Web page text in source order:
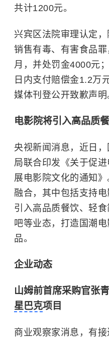
共计1200元。
兴宾区法院审理认定，
销售有毒、有害食品
月，并处罚金4000元
日内支付赔偿金1.2万
媒体刊登公开致歉声明
电影院将引入高品质
央视新闻消息，近日
局联合印发《关于促
展电影院文化的通知
融合，其中包括支持电
引入高品质餐饮、轻
吧等业态，打造国潮
品。
企业动态
山姆前首席采购官张
星巴克项目
商业观察家消息，有接